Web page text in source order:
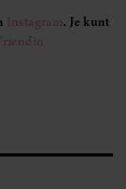
Instagram. Je kunt